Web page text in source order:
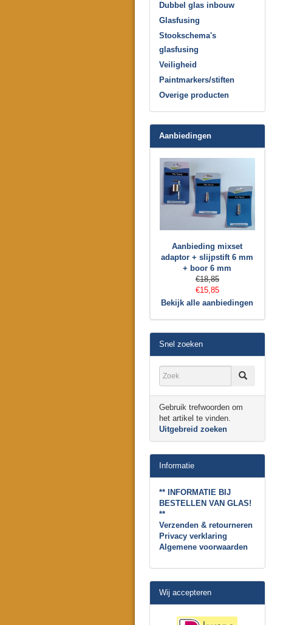
Dubbel glas inbouw
Glasfusing
Stookschema's
glasfusing
Veiligheid
Paintmarkers/stiften
Overige producten
Aanbiedingen
Aanbieding mixset
adaptor + slijpstift 6 mm
+ boor 6 mm
€18,85
€15,85
Bekijk alle aanbiedingen
Snel zoeken
Gebruik trefwoorden om
het artikel te vinden.
Uitgebreid zoeken
Informatie
** INFORMATIE BIJ
BESTELLEN VAN GLAS!
**
Verzenden & retourneren
Privacy verklaring
Algemene voorwaarden
Wij accepteren